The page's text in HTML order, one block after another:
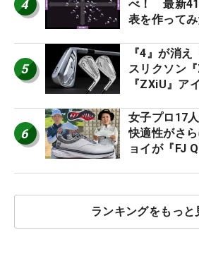
4
べ！ 最新41
表を作って
5
『4』が消え
スリクソン
『ZXiU』ア
6
女子プロ17
快適性がさ
ョイが『FJ
ランキングをもっと